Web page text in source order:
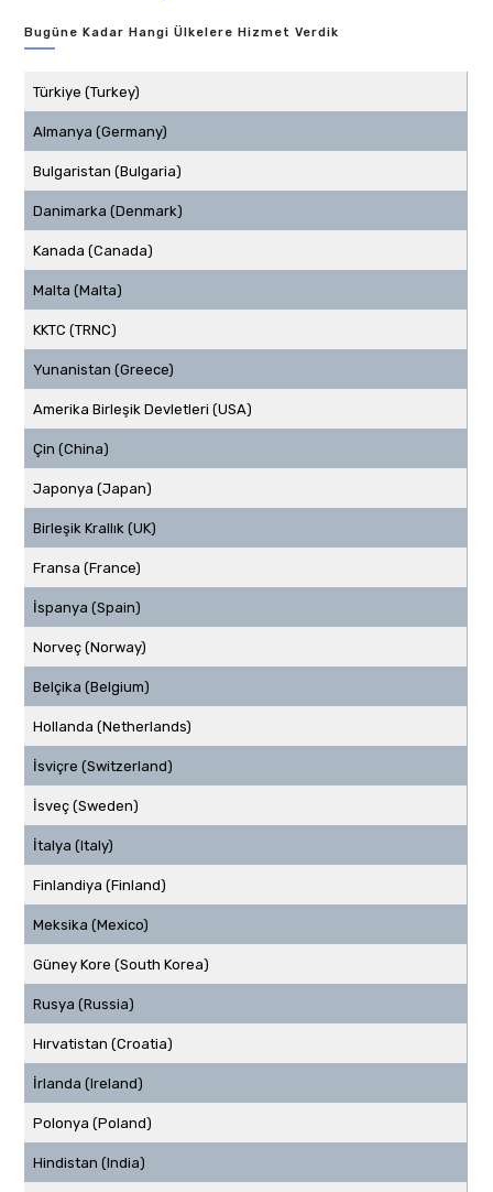
Bugüne Kadar Hangi Ülkelere Hizmet Verdik
Türkiye (Turkey)
Almanya (Germany)
Bulgaristan (Bulgaria)
Danimarka (Denmark)
Kanada (Canada)
Malta (Malta)
KKTC (TRNC)
Yunanistan (Greece)
Amerika Birleşik Devletleri (USA)
Çin (China)
Japonya (Japan)
Birleşik Krallık (UK)
Fransa (France)
İspanya (Spain)
Norveç (Norway)
Belçika (Belgium)
Hollanda (Netherlands)
İsviçre (Switzerland)
İsveç (Sweden)
İtalya (Italy)
Finlandiya (Finland)
Meksika (Mexico)
Güney Kore (South Korea)
Rusya (Russia)
Hırvatistan (Croatia)
İrlanda (Ireland)
Polonya (Poland)
Hindistan (India)